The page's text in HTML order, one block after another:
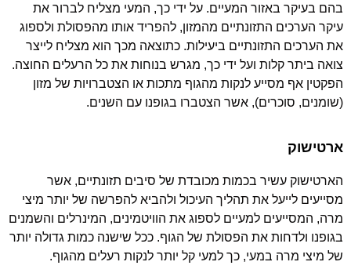
בהם בעיקר באזור המעיים. על ידי כך, המעי מצליח לברור את
עיקר הערכים התזונתיים מהמזון, להפריד אותו מהפסולת ולספוג
את הערכים התזונתיים ביעילות. כתוצאה מכך הוא מצליח לייצר
צואה ביתר קלות ועל ידי כך, מגרש בנוחות את כל הרעלים החוצה.
הפקטין אף מסייע לנקות מהגוף מתכות או הצטברויות של מזון
(שומנים, סוכרים), אשר הצטברו בגופנו עם השנים.
ארטישוק
הארטישוק עשיר בכמות מכובדת של סיבים תזונתיים, אשר
מסייעים לייעל את תהליך העיכול ולהביא להפרשה של יותר מיצי
מרה, המסייעים למעיים לספוג את הוויטמינים, המינרלים והשמנים
בגופנו ולדחות את הפסולת של הגוף. ככל שישנה כמות גדולה יותר
של מיצי מרה במעי, כך למעי קל יותר לנקות רעלים מהגוף.